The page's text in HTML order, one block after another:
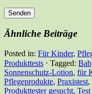
Senden
Ähnliche Beiträge
Posted in: Für Kinder,
Produkttests ⋅ Tagged:
Sonnenschutz-Lotion, für
Pflegeprodukte, Praxistest,
Produkttester gesucht, Test